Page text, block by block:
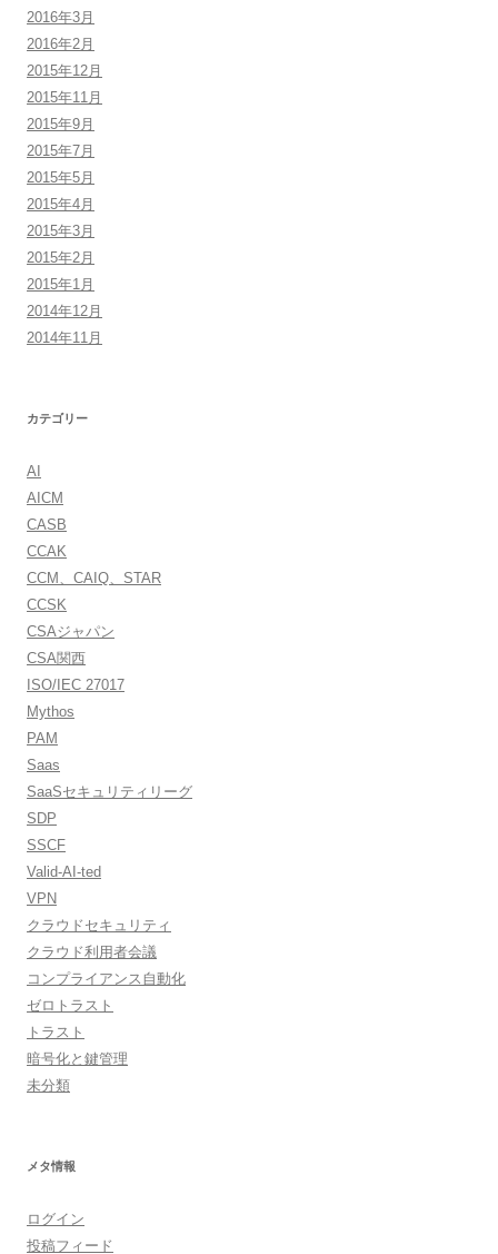
2016年3月
2016年2月
2015年12月
2015年11月
2015年9月
2015年7月
2015年5月
2015年4月
2015年3月
2015年2月
2015年1月
2014年12月
2014年11月
カテゴリー
AI
AICM
CASB
CCAK
CCM、CAIQ、STAR
CCSK
CSAジャパン
CSA関西
ISO/IEC 27017
Mythos
PAM
Saas
SaaSセキュリティリーグ
SDP
SSCF
Valid-AI-ted
VPN
クラウドセキュリティ
クラウド利用者会議
コンプライアンス自動化
ゼロトラスト
トラスト
暗号化と鍵管理
未分類
メタ情報
ログイン
投稿フィード